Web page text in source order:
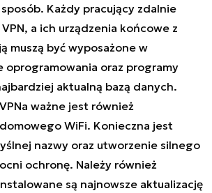
Każdy pracujący zdalnie
a ich urządzenia końcowe z
muszą być wyposażone w
oprogramowania oraz programy
aktualną bazą danych.
ważne jest również
WiFi. Konieczna jest
nazwy oraz utworzenie silnego
ochronę. Należy również
są najnowsze aktualizację